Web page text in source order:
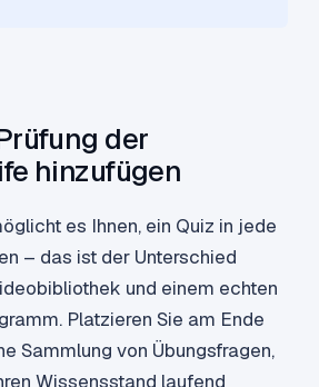
der
hinzufügen
es Ihnen, ein Quiz in jede
– das ist der Unterschied
und einem echten
Platzieren Sie am Ende
Sammlung von Übungsfragen,
Wissensstand laufend